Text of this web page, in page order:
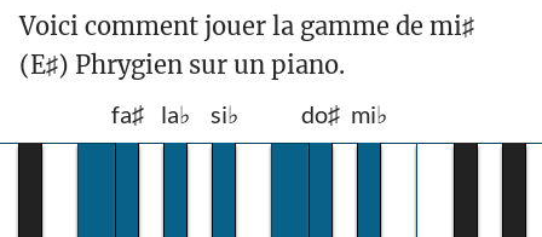
Voici comment jouer la gamme de mi♯
(E♯) Phrygien sur un piano.
fa♯ la♭ si♭ do♯ mi♭